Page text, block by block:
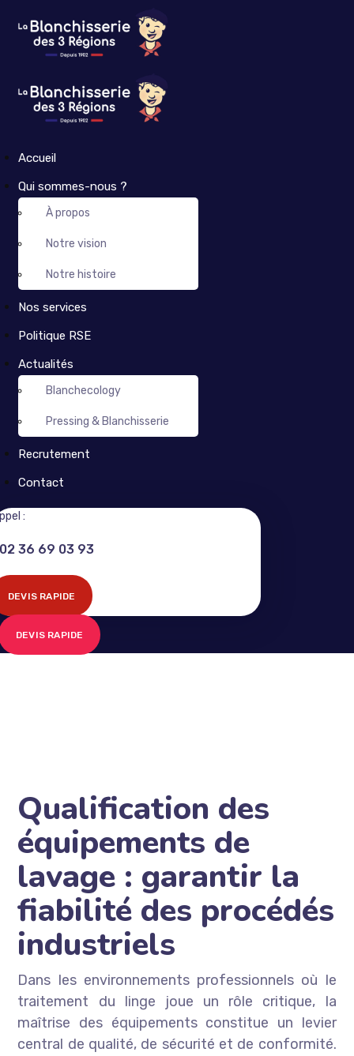
Accueil
Qui sommes-nous ?
À propos
Notre vision
Notre histoire
Nos services
Politique RSE
Actualités
Blanchecology
Pressing & Blanchisserie
Recrutement
Contact
:
02 36 69 03 93
DEVIS RAPIDE
DEVIS RAPIDE
Qualification des
équipements de
lavage : garantir la
fiabilité des procédés
industriels
Dans les environnements professionnels où le
traitement du linge joue un rôle critique, la
maîtrise des équipements constitue un levier
central de qualité, de sécurité et de conformité.